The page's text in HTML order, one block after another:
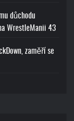
důchodu
WrestleManii 43
zaměří se